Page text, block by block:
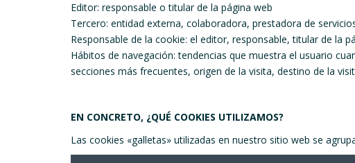
Editor: responsable o titular de la página web
Tercero: entidad externa, colaboradora, prestadora de
Responsable de la cookie: el editor, responsable, titular de la
Hábitos de navegación: tendencias que muestra el usuario
secciones más frecuentes, origen de la visita, destino de la
EN CONCRETO, ¿QUÉ COOKIES UTILIZAMOS?
Las cookies «galletas» utilizadas en nuestro sitio web se